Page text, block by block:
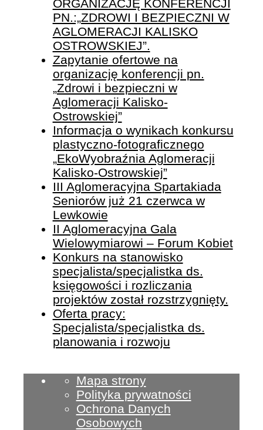
ORGANIZACJĘ KONFERENCJI
PN.:„ZDROWI I BEZPIECZNI W
AGLOMERACJI KALISKO
OSTROWSKIEJ”.
Zapytanie ofertowe na
organizację konferencji pn.
„Zdrowi i bezpieczni w
Aglomeracji Kalisko-
Ostrowskiej”
Informacja o wynikach konkursu
plastyczno-fotograficznego
„EkoWyobraźnia Aglomeracji
Kalisko-Ostrowskiej”
III Aglomeracyjna Spartakiada
Seniorów już 21 czerwca w
Lewkowie
II Aglomeracyjna Gala
Wielowymiarowi – Forum Kobiet
Konkurs na stanowisko
specjalista/specjalistka ds.
księgowości i rozliczania
projektów został rozstrzygnięty.
Oferta pracy:
Specjalista/specjalistka ds.
planowania i rozwoju
Mapa strony
Polityka prywatności
Ochrona Danych
Osobowych